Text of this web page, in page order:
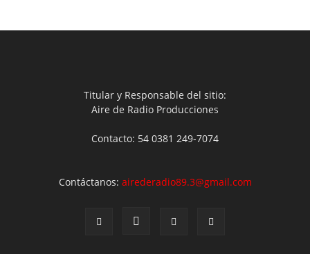
Titular y Responsable del sitio:
Aire de Radio Producciones
Contacto: 54 0381 249-7074
Contáctanos: airederadio89.3@gmail.com